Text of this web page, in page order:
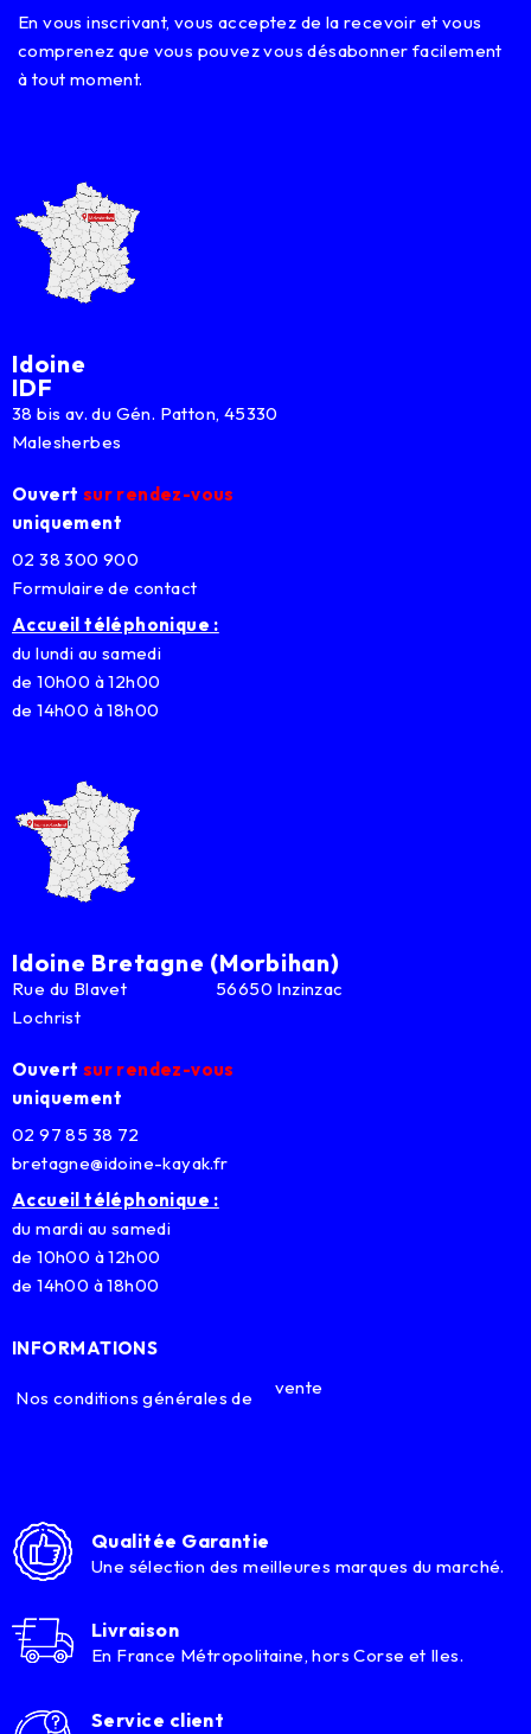
lEn vous inscrivant, vous acceptez de la recevoir et vous
comprenez que vous pouvez vous désabonner facilement
à tout moment.
Idoine
IDF
38 bis av. du Gén. Patton, 45330
Malesherbes
Ouvert sur rendez-vous
uniquement
02 38 300 900
Formulaire de contact
Accueil téléphonique :
du lundi au samedi
de 10h00 à 12h00
de 14h00 à 18h00
Idoine Bretagne (Morbihan)
Rue du Blavet 56650 Inzinzac
Lochrist
Ouvert sur rendez-vous
uniquement
02 97 85 38 72
bretagne@idoine-kayak.fr
Accueil téléphonique :
du mardi au samedi
de 10h00 à 12h00
de 14h00 à 18h00
INFORMATIONS
Nos conditions générales de vente
Qualitée Garantie
Une sélection des meilleures marques du marché.
Livraison
En France Métropolitaine, hors Corse et Iles.
Service client